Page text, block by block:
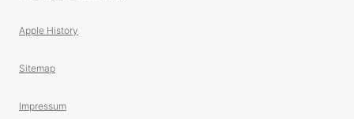
Apple History
Sitemap
Impressum